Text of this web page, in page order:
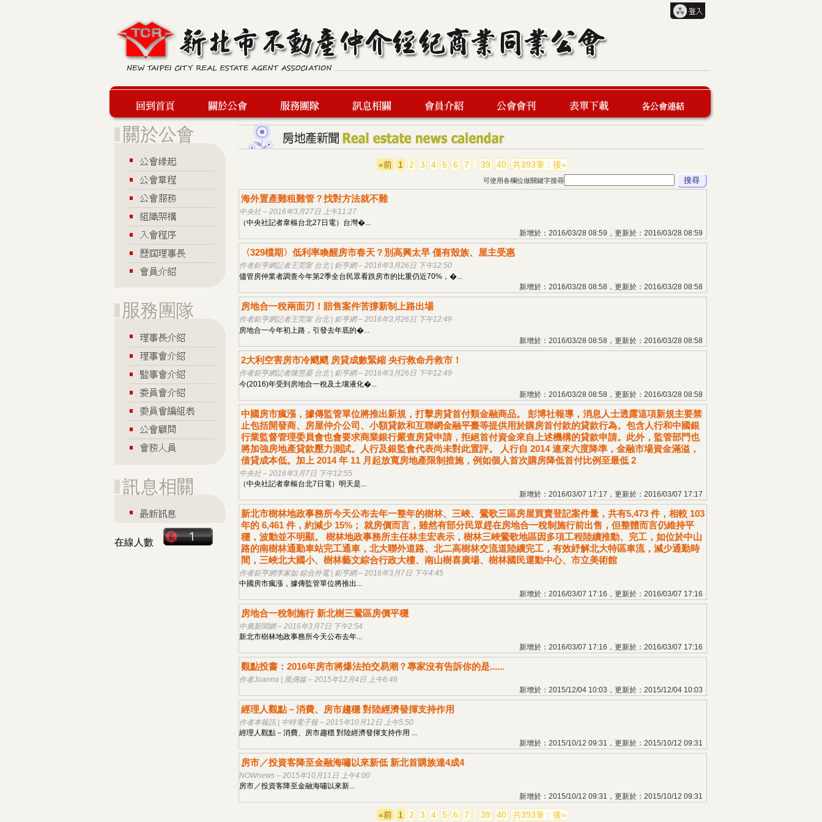
服務團隊 最新訊息 會員介紹 公會會刊 表單下載 各公會連結
在線人數
«前 1 2 3 4 5 6 7 …39 40 共393筆：後»
可使用各欄位做關鍵字搜尋
海外置產難租難管？找對方法就不難
中央社 – 2016年3月27日 上午11:27
（中央社記者韋樞台北27日電）台灣�...
新增於：2016/03/28 08:59，更新於：2016/03/28 08:59
〈329檔期〉低利率喚醒房市春天？別高興太早 僅有殼族、屋主受惠
作者鉅亨網記者王莞甯 台北 | 鉅亨網 – 2016年3月26日 下午12:50
儘管房仲業者調查今年第2季全台民眾看跌房市的比重仍近70%，�...
新增於：2016/03/28 08:58，更新於：2016/03/28 08:58
房地合一稅兩面刃！賠售案件苦撐新制上路出場
作者鉅亨網記者王莞甯 台北 | 鉅亨網 – 2016年3月26日 下午12:49
房地合一今年初上路，引發去年底的�...
新增於：2016/03/28 08:58，更新於：2016/03/28 08:58
2大利空害房市冷颼颼 房貸成數緊縮 央行救命丹救市！
作者鉅亨網記者陳慧菱 台北 | 鉅亨網 – 2016年3月26日 下午12:49
今(2016)年受到房地合一稅及土壤液化�...
新增於：2016/03/28 08:58，更新於：2016/03/28 08:58
中國房市瘋漲，據傳監管單位將推出新規，打擊房貸首付類金融商品。 彭博社報導，消息人士透露這項新規主要禁
止包括開發商、房屋仲介公司、小額貸款和互聯網金融平臺等提供用於購房首付款的貸款行為。包含人行和中國銀
行業監督管理委員會也會要求商業銀行嚴查房貸申請，拒絕首付資金來自上述機構的貸款申請。此外，監管部門也
將加強房地產貸款壓力測試。人行及銀監會代表尚未對此置評。 人行自 2014 連來六度降準，金融市場資金滿溢，
借貸成本低。加上 2014 年 11 月起放寬房地產限制措施，例如個人首次購房降低首付比例至最低 2
中央社 – 2016年3月7日 下午12:55
（中央社記者韋樞台北7日電）明天是...
新增於：2016/03/07 17:17，更新於：2016/03/07 17:17
新北市樹林地政事務所今天公布去年一整年的樹林、三峽、鶯歌三區房屋買賣登記案件量，共有5,473 件，相較 103
年的 6,461 件，約減少 15%； 就房價而言，雖然有部分民眾趕在房地合一稅制施行前出售，但整體而言仍維持平
穩，波動並不明顯。 樹林地政事務所主任林圭宏表示，樹林三峽鶯歌地區因多項工程陸續推動、完工，如位於中山
路的南樹林通勤車站完工通車，北大聯外道路、北二高樹林交流道陸續完工，有效紓解北大特區車流，減少通勤時
間，三峽北大國小、樹林藝文綜合行政大樓、南山樹喜廣場、樹林國民運動中心、市立美術館
作者鉅亨網李家如 綜合外電 | 鉅亨網 – 2016年3月7日 下午4:45
中國房市瘋漲，據傳監管單位將推出...
新增於：2016/03/07 17:16，更新於：2016/03/07 17:16
房地合一稅制施行 新北樹三鶯區房價平穩
中廣新聞網 – 2016年3月7日 下午2:54
新北市樹林地政事務所今天公布去年...
新增於：2016/03/07 17:16，更新於：2016/03/07 17:16
觀點投書：2016年房市將爆法拍交易潮？專家沒有告訴你的是......
作者Joanna | 風傳媒 – 2015年12月4日 上午6:46
新增於：2015/12/04 10:03，更新於：2015/12/04 10:03
經理人觀點－消費、房市趨穩 對陸經濟發揮支持作用
作者本報訊 | 中時電子報 – 2015年10月12日 上午5:50
經理人觀點－消費、房市趨穩 對陸經濟發揮支持作用 ...
新增於：2015/10/12 09:31，更新於：2015/10/12 09:31
房市／投資客降至金融海嘯以來新低 新北首購族達4成4
NOWnews – 2015年10月11日 上午4:00
房市／投資客降至金融海嘯以來新...
新增於：2015/10/12 09:31，更新於：2015/10/12 09:31
«前 1 2 3 4 5 6 7 …39 40 共393筆：後»